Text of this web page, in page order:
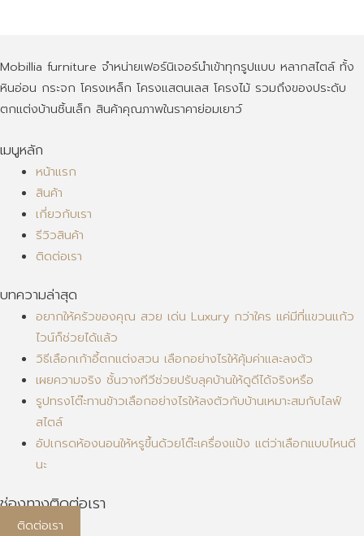
Mobillia furniture จำหน่ายเฟอร์นิเจอร์นำเข้าทุกรูปแบบ หลากสไตล์ ทั้ง
หินอ่อน กระจก โครงเหล็ก โครงแสตนเลส โครงไม้ รวมถึงของประดับ
ตกแต่งบ้านชิ้นเล็ก สินค้าคุณภาพในราคาย่อมเยาว์
เมนูหลัก
หน้าแรก
สินค้า
เกี่ยวกับเรา
รีวิวสินค้า
ติดต่อเรา
บทความล่าสุด
อยากให้ครัวของคุณ สวย เด่น Luxury กว่าใคร แค่มีที่แขวนแก้ว
ไวน์ก็ช่วยได้แล้ว
วิธีเลือกเก้าอี้ตกแต่งสวน เลือกอย่างไรให้คุ้มค่าและลงตัว
เผยความจริง ชั้นวางทีวีช่วยปรับลุคบ้านให้ดูดีได้จริงหรือ
รูปทรงโต๊ะทานข้าวเลือกอย่างไรให้ลงตัวกับบ้านเหมาะสมกับไลฟ์
สไตล์
อัปเกรดห้องนอนให้หรูขึ้นด้วยโต๊ะเครื่องแป้ง แต่ว่าเลือกแบบไหนดี
นะ
ช่องทางติดต่อเรา
ติดต่อเรา